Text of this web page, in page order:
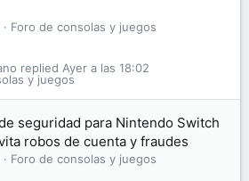
Foro de consolas y juegos
y juegos
Ayer a las 18:02
seguridad para Nintendo Switch
robos de cuenta y fraudes
Foro de consolas y juegos